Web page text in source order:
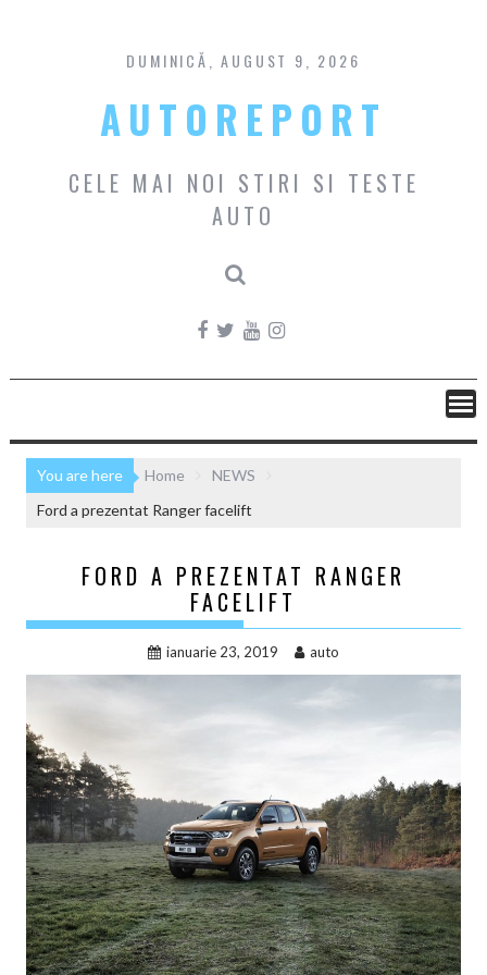
content
DUMINICĂ, AUGUST 9, 2026
AUTOREPORT
CELE MAI NOI STIRI SI TESTE
AUTO
You are here Home
NEWS
Ford a prezentat Ranger facelift
FORD A PREZENTAT RANGER
FACELIFT
ianuarie 23, 2019 auto